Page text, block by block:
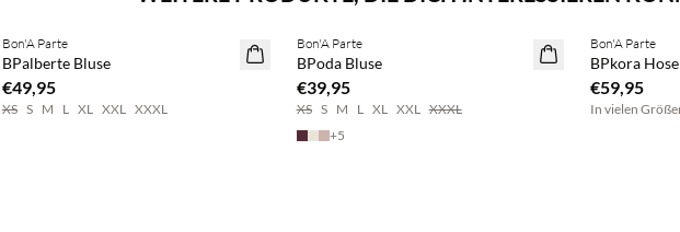
NEUHEITEN
Bon'A Parte
BPalberte Bluse
€49,95
XS S M L XL XXL XXXL
NEUHEITEN
Bon'A Parte
BPoda Bluse
€39,95
XS S M L XL XXL XXXL
+5
NEUHEITEN
Bon'A Parte
BPkora Hose
€59,95
In vielen